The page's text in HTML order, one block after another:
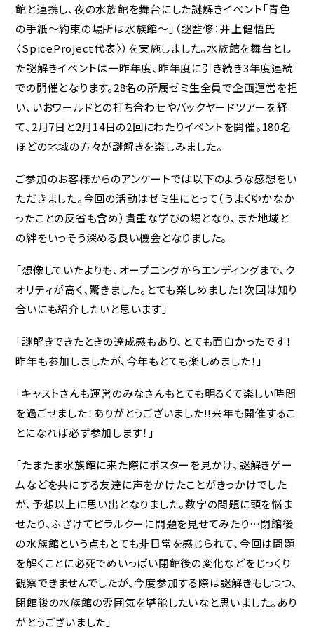
館と連携し、夜の水族館を舞台にした謎解きイベント「青色
の手紙～約束の場所は水族館～」（謎監修：井上健悟氏
〈SpiceProject代表〉）を実施しました。水族館を舞台とし
た謎解きイベントは一昨年度、昨年度に引き続き3年度連続
での開催となります。28名の所属ゼミ生全員で企画運営を担
い、いおワールドとの打ち合わせやバックヤードツアーを経
て、2月7日と2月14日の2回にわたりイベントを開催。180名
ほどの地域の方々が謎解きを楽しみました。
ご参加のお客様からのアンケートでは以下のような感想をい
ただきました。今回の活動はゼミ生にとって（うまくゆかなか
ったことの反省も含め）貴重な学びの場となり、また地域と
の絆をいっそう深める良い機会となりました。
「想像していたよりも、オープニングからエンディングまで、ク
オリティが高く、驚きました。とても楽しめました！次回は知り
合いにも紹介したいと思います」
「謎解きできたときの達成感もあり、とても面白かったです！
昨年も参加しましたが、今年もとても楽しめました！」
「キャストさんも運営のみなさんもとても明るくて楽しい時間
を過ごせました！ありがとうございました!!来年も開催するこ
とになれば必ず参加します！」
「たまたま水族館に来た際にポスターを見かけ、謎解きゲー
ムなどを共にする友達に声をかけたことがきっかけでした
が、予想以上に思い出となりました。数字の問題に頭を悩ま
せたり、ふざけてピラルクーに問題を見せてみたり…閉館後
の水族館という点もとても非日常を感じられて、今回は問題
を解くことに必死でめいっぱい閉館後の変化などをじっくり
観察できませんでしたが、今度参加する際は謎解きもしつつ、
閉館後の水族館の雰囲気を堪能したいなと思いました。あり
がとうございました」